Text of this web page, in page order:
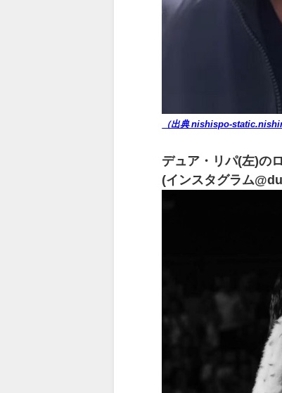
（出典 nishispo-
デュア・リパ(左)の
(インスタグラム